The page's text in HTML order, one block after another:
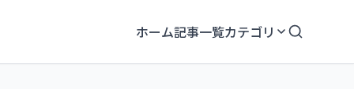
ホーム記事一覧カテゴリ